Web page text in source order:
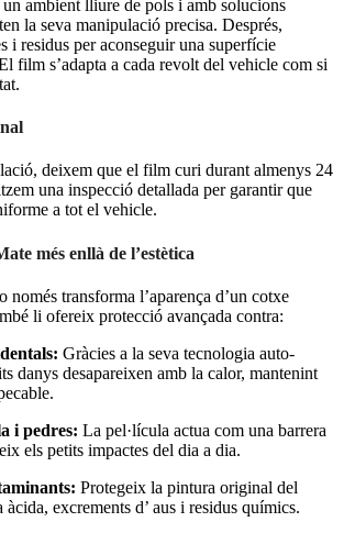
ambient lliure de pols i amb solucions
la seva manipulació precisa. Després,
i residus per aconseguir una superfície
film s’adapta a cada revolt del vehicle com si
deixem que el film curi durant almenys 24
una inspecció detallada per garantir que
a tot el vehicle.
més enllà de l’estètica
només transforma l’aparença d’un cotxe
li ofereix protecció avançada contra:
Gràcies a la seva tecnologia auto-
danys desapareixen amb la calor, mantenint
i pedres: La pel·lícula actua com una barrera
els petits impactes del dia a dia.
Protegeix la pintura original del
excrements d’ aus i residus químics.